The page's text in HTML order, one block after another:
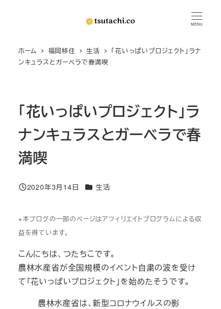
MENU
ホーム 福岡移住 生活
「花いっぱいプロジェクト」ラナ
ンキュラスとガーベラで春満喫
「花いっぱいプロジェクト」ラ
ナンキュラスとガーベラで春
満喫
投稿日
2020年3月14日 カテゴリー
生活
※本ブログの一部のページはアフィリエイトプログラムによる収
益を得ています。
こんにちは、つたちこです。
農林水産省が全国規模のイベント自粛の波を受け
て「花いっぱいプロジェクト」を始めたそうです。
農林水産省は、新型コロナウイルスの影